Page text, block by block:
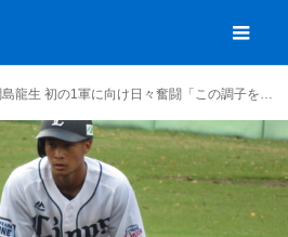
生 初の1軍に向け日々奮闘「この調子を続けて、1軍に行けるように」